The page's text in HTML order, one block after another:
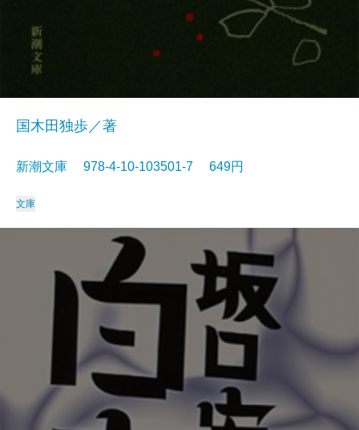
国木田独歩／著
新潮文庫 978-4-10-103501-7 649円
文庫